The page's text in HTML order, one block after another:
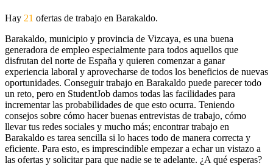
Hay 21 ofertas de trabajo en Barakaldo.
Barakaldo, municipio y provincia de Vizcaya, es una buena
generadora de empleo especialmente para todos aquellos que
disfrutan del norte de España y quieren comenzar a ganar
experiencia laboral y aprovecharse de todos los beneficios de nuevas
oportunidades. Conseguir trabajo en Barakaldo puede parecer todo
un reto, pero en StudentJob damos todas las facilidades para
incrementar las probabilidades de que esto ocurra. Teniendo
consejos sobre cómo hacer buenas entrevistas de trabajo, cómo
llevar tus redes sociales y mucho más; encontrar trabajo en
Barakaldo es tarea sencilla si lo haces todo de manera correcta y
eficiente. Para esto, es imprescindible empezar a echar un vistazo a
las ofertas y solicitar para que nadie se te adelante. ¿A qué esperas?